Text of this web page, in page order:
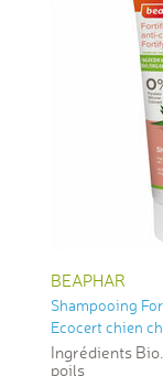
BEAPHAR
Shampooing
Ecocert chien
Ingrédients
poils